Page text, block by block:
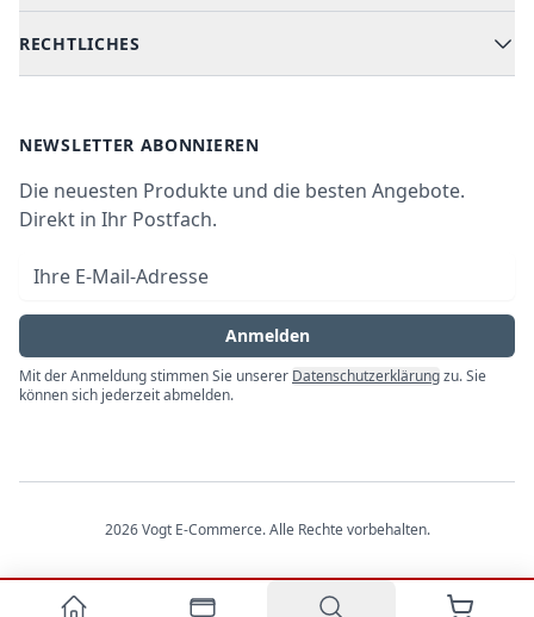
Kühlen & Gefrieren
Über uns
RECHTLICHES
Datenschutz
Widerrufsrecht
Impressum
NEWSLETTER ABONNIEREN
Die neuesten Produkte und die besten Angebote.
Direkt in Ihr Postfach.
E-Mail-Adresse
Anmelden
Mit der Anmeldung stimmen Sie unserer Datenschutzerklärungzu. Sie
können sich jederzeit abmelden.
2026 Vogt E-Commerce. Alle Rechte vorbehalten.